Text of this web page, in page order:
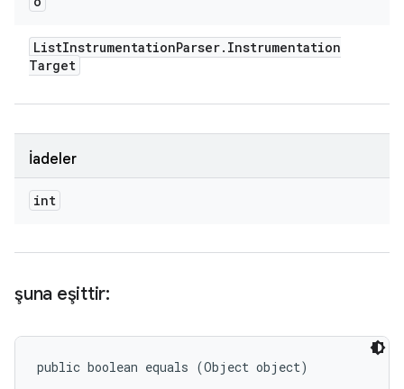
ListInstrumentationParser. Instrumentation
Target
İadeler
int
şuna eşittir:
public boolean equals (Object object)